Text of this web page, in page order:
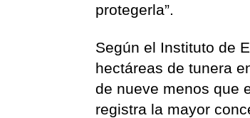
protegerla”.
Según el Instituto de
hectáreas de tunera
de nueve menos que
registra la mayor